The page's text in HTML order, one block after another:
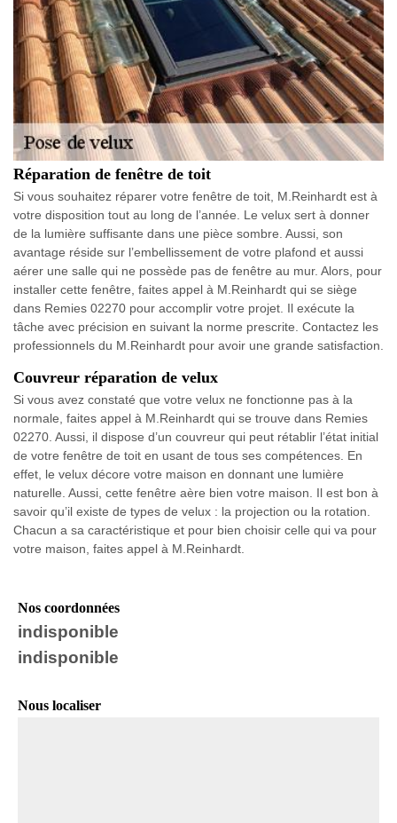
Réparation de fenêtre de toit
Si vous souhaitez réparer votre fenêtre de toit, M.Reinhardt est à
votre disposition tout au long de l’année. Le velux sert à donner
de la lumière suffisante dans une pièce sombre. Aussi, son
avantage réside sur l’embellissement de votre plafond et aussi
aérer une salle qui ne possède pas de fenêtre au mur. Alors, pour
installer cette fenêtre, faites appel à M.Reinhardt qui se siège
dans Remies 02270 pour accomplir votre projet. Il exécute la
tâche avec précision en suivant la norme prescrite. Contactez les
professionnels du M.Reinhardt pour avoir une grande satisfaction.
Couvreur réparation de velux
Si vous avez constaté que votre velux ne fonctionne pas à la
normale, faites appel à M.Reinhardt qui se trouve dans Remies
02270. Aussi, il dispose d’un couvreur qui peut rétablir l’état initial
de votre fenêtre de toit en usant de tous ses compétences. En
effet, le velux décore votre maison en donnant une lumière
naturelle. Aussi, cette fenêtre aère bien votre maison. Il est bon à
savoir qu’il existe de types de velux : la projection ou la rotation.
Chacun a sa caractéristique et pour bien choisir celle qui va pour
votre maison, faites appel à M.Reinhardt.
Nos coordonnées
indisponible
indisponible
Nous localiser